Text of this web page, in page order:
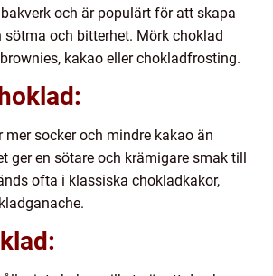
och är populärt för att skapa
sötma och bitterhet. Mörk choklad
kakao eller chokladfrosting.
socker och mindre kakao än
ger en sötare och krämigare smak till
ofta i klassiska chokladkakor,